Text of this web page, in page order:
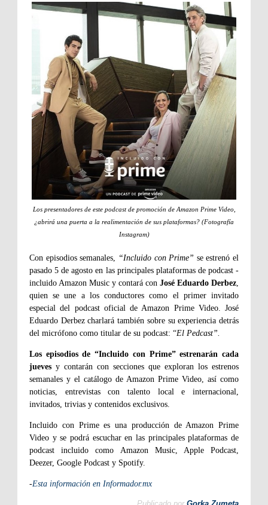
Los presentadores de este podcast de promoción de Amazon Prime Video,
¿abrirá una puerta a la realimentación de sus plataformas? (Fotografía
Instagram)
Con episodios semanales, “Incluido con Prime” se estrenó el
pasado 5 de agosto en las principales plataformas de podcast -
incluido Amazon Music y contará con José Eduardo Derbez,
quien se une a los conductores como el primer invitado
especial del podcast oficial de Amazon Prime Video. José
Eduardo Derbez charlará también sobre su experiencia detrás
del micrófono como titular de su podcast: “El Pedcast”.
Los episodios de “Incluido con Prime” estrenarán cada
jueves y contarán con secciones que exploran los estrenos
semanales y el catálogo de Amazon Prime Video, así como
noticias, entrevistas con talento local e internacional,
invitados, trivias y contenidos exclusivos.
Incluido con Prime es una producción de Amazon Prime
Video y se podrá escuchar en las principales plataformas de
podcast incluido como Amazon Music, Apple Podcast,
Deezer, Google Podcast y Spotify.
-Esta información en Informador.mx